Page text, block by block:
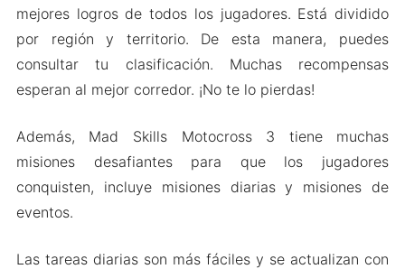
mejores logros de todos los jugadores. Está dividido
por región y territorio. De esta manera, puedes
consultar tu clasificación. Muchas recompensas
esperan al mejor corredor. ¡No te lo pierdas!
Además, Mad Skills Motocross 3 tiene muchas
misiones desafiantes para que los jugadores
conquisten, incluye misiones diarias y misiones de
eventos.
Las tareas diarias son más fáciles y se actualizan con